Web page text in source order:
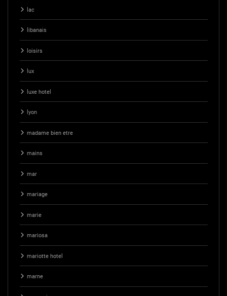
lac
libanais
loisirs
lux
luxe hotel
lyon
madame bien etre
mains
mar
mariage
marie
mariosa
mariotte hotel
marne